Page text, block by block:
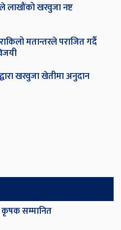
लाखौंको खरवुजा नष्ट
मतान्तरले पराजित गर्दै
खरवुजा खेतीमा अनुदान
कृषक सम्मानित